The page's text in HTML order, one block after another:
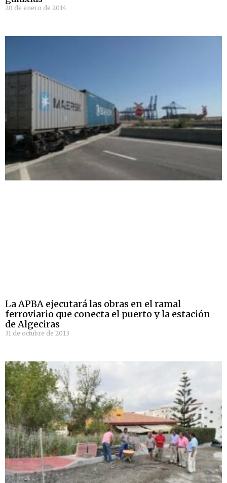
20 de enero de 2014
La APBA ejecutará las obras en el ramal
ferroviario que conecta el puerto y la estación
de Algeciras
31 de octubre de 2013